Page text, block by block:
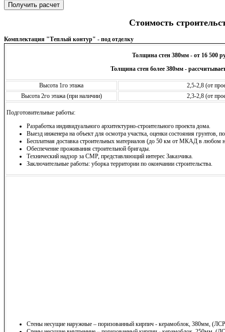
Получить расчет
Стоимость
Комплектация "Теплый контур" - под отделку
Толщина стен 380мм - от 16 500
Толщина стен более 380мм -
Высота 1го этажа
2,5-2,8 (от
Высота 2го этажа (при наличии)
2,3-2,8 (от
Подготовительные работы:
Разработка индивидуального архитектурно-строительного проекта дома.
Выезд инженера на объект для осмотра участка, оценки состояния грунтов,
Бесплатная доставка строительных материалов (до 50 км от МКАД в любом
Обеспечение проживания строительной бригады.
Технический надзор за СМР, представляющий интерес Заказчика.
Заключительные работы: уборка территории по окончании строительства.
Стены несущие наружные – поризованный кирпич - керамоблок, 380мм,